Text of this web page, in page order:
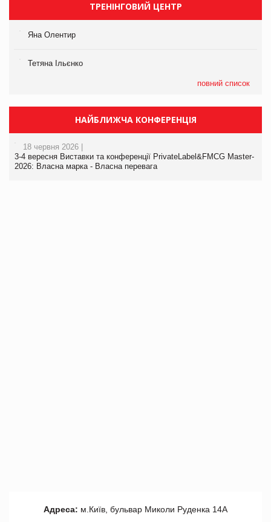
ТРЕНІНГОВИЙ ЦЕНТР
Яна Олентир
Тетяна Ільєнко
повний список
НАЙБЛИЖЧА КОНФЕРЕНЦІЯ
18 червня 2026 |
3-4 вересня Виставки та конференції PrivateLabel&FMCG Master-
2026: Власна марка - Власна перевага
Адреса: м.Київ, бульвар Миколи Руденка 14А